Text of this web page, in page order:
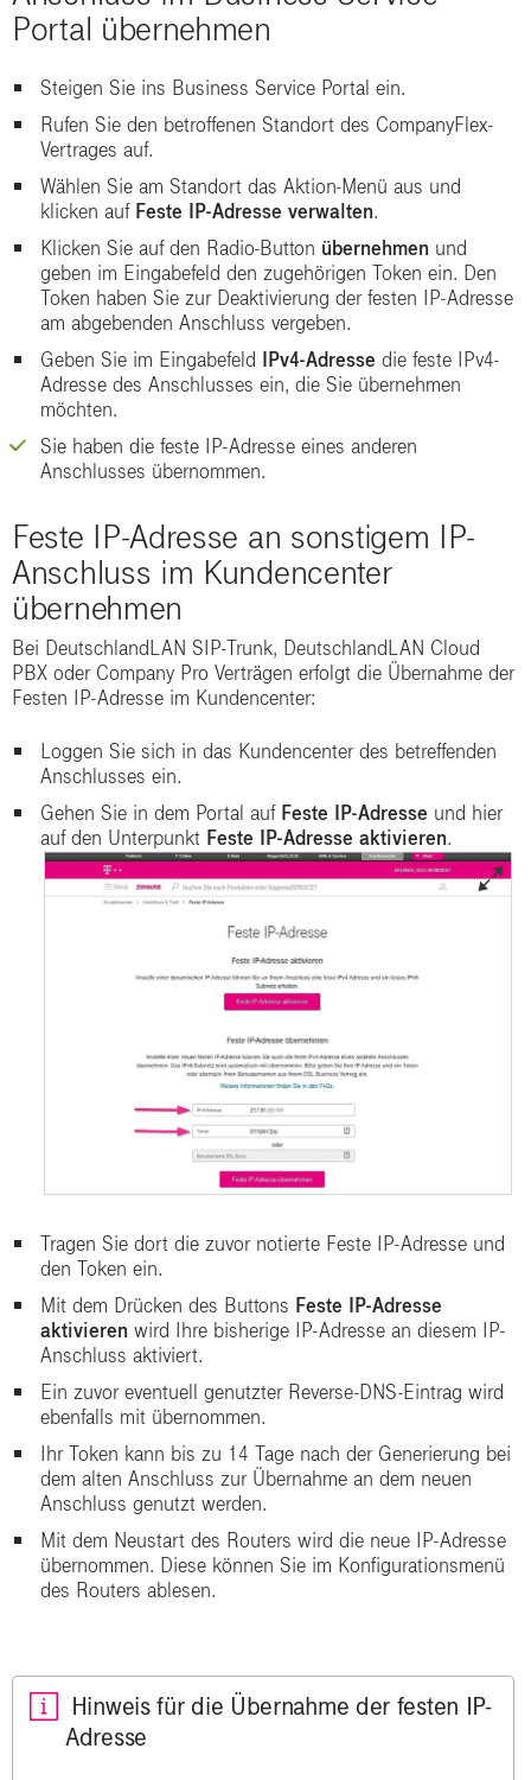
Portal übernehmen
Steigen Sie ins Business Service Portal ein.
Rufen Sie den betroffenen Standort des CompanyFlex-
Vertrages auf.
Wählen Sie am Standort das Aktion-Menü aus und
klicken auf Feste IP-Adresse verwalten.
Klicken Sie auf den Radio-Button übernehmen und
geben im Eingabefeld den zugehörigen Token ein. Den
Token haben Sie zur Deaktivierung der festen IP-Adresse
am abgebenden Anschluss vergeben.
Geben Sie im Eingabefeld
IPv4-Adresse die feste IPv4-
Adresse des Anschlusses ein, die Sie übernehmen
möchten.
Sie haben die feste IP-Adresse eines anderen
Anschlusses übernommen.
Feste IP-Adresse an sonstigem IP-
Anschluss im Kundencenter
übernehmen
Bei DeutschlandLAN SIP-Trunk, DeutschlandLAN Cloud
PBX oder Company Pro Verträgen erfolgt die Übernahme der
Festen IP-Adresse im Kundencenter:
Loggen Sie sich in das Kundencenter des betreffenden
Anschlusses ein.
Gehen Sie in dem Portal auf Feste IP-Adresse und hier
auf den Unterpunkt Feste IP-Adresse aktivieren.
Tragen Sie dort die zuvor notierte Feste IP-Adresse und
den Token ein.
Mit dem Drücken des Buttons Feste IP-Adresse
aktivieren wird Ihre bisherige IP-Adresse an diesem IP-
Anschluss aktiviert.
Ein zuvor eventuell genutzter Reverse-DNS-Eintrag wird
ebenfalls mit übernommen.
Ihr Token kann bis zu 14 Tage nach der Generierung bei
dem alten Anschluss zur Übernahme an dem neuen
Anschluss genutzt werden.
Mit dem Neustart des Routers wird die neue IP-Adresse
übernommen. Diese können Sie im Konfigurationsmenü
des Routers ablesen.
Hinweis für die Übernahme der festen IP-
Adresse